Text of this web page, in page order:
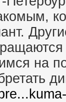
на